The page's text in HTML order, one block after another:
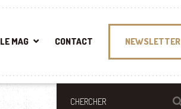
LE MAG CONTACT NEWSLETTER